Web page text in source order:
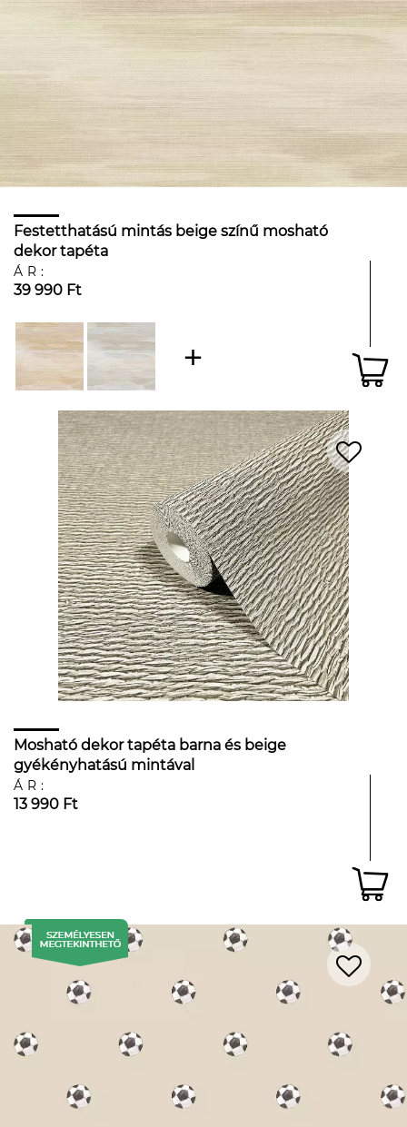
Festetthatású mintás beige színű mosható
dekor tapéta
ÁR:
39 990 Ft
Mosható dekor tapéta barna és beige
gyékényhatású mintával
ÁR:
13 990 Ft